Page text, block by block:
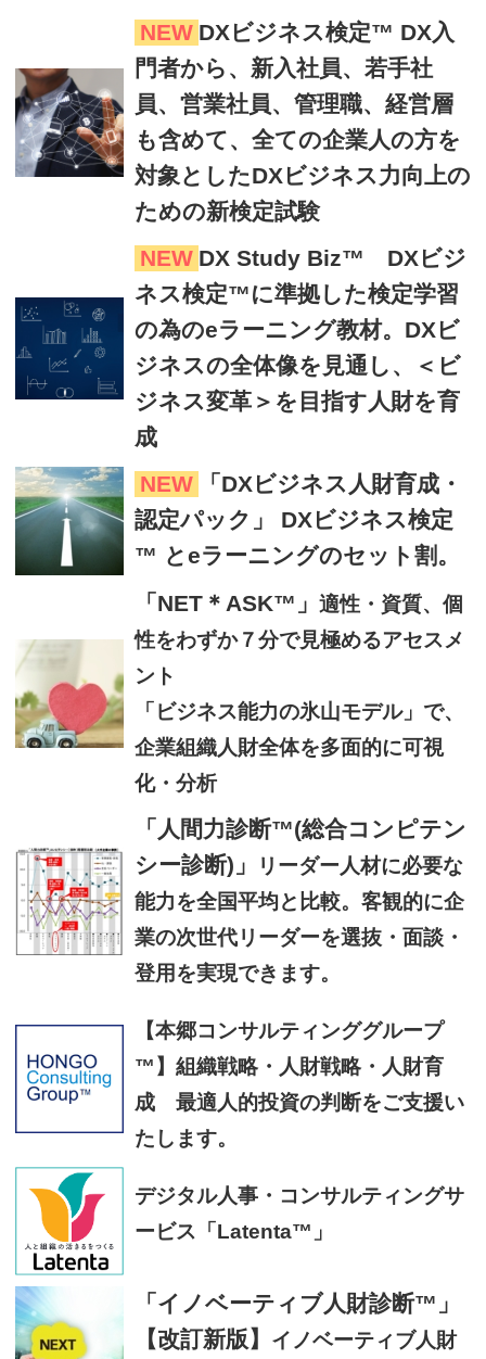
NEW DXビジネス検定™ DX入
門者から、新入社員、若手社
員、営業社員、管理職、経営層
も含めて、全ての企業人の方を
対象としたDXビジネス力向上の
ための新検定試験
NEW DX Study Biz™ DXビジ
ネス検定™に準拠した検定学習
の為のeラーニング教材。DXビ
ジネスの全体像を見通し、＜ビ
ジネス変革＞を目指す人財を育
成
NEW
「DXビジネス人財育成・
認定パック」 DXビジネス検定
™ とeラーニングのセット割。
「NET＊ASK™」 適性・資質、個
性をわずか７分で見極めるアセスメ
ント
「ビジネス能力の氷山モデル」で、
企業組織人財全体を多面的に可視
化・分析
「人間力診断™(総合コンピテン
シー診断)」
リーダー人材に必要な
能力を全国平均と比較。客観的に企
業の次世代リーダーを選抜・面談・
登用を実現できます。
【本郷コンサルティンググループ
™】組織戦略・人財戦略・人財育
成 最適人的投資の判断をご支援い
たします。
デジタル人事・コンサルティングサ
ービス「Latenta™」
「イノベーティブ人財診断™」
【改訂新版】
イノベーティブ人財